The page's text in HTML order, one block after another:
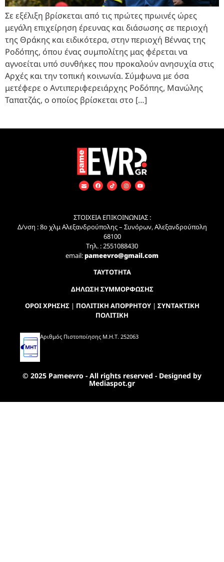
Σε εξέλιξη βρίσκεται από τις πρώτες πρωινές ώρες
μεγάλη επιχείρηση έρευνας και διάσωσης σε περιοχή
της Θράκης και ειδικότερα, στην περιοχή Βέννας της
Ροδόπης, όπου ένας συμπολίτης μας φέρεται να
αγνοείται υπό συνθήκες που προκαλούν ανησυχία στις
Αρχές και την τοπική κοινωνία. Σύμφωνα με όσα
μετέφερε ο Αντιπεριφερειάρχης Ροδόπης, Μανώλης
Ταπατζάς, ο οποίος βρίσκεται στο […]
ΣΤΟΙΧΕΙΑ ΕΠΙΚΟΙΝΩΝΙΑΣ :
Δ/νση : 8ο χλμ Αλεξανδρούπολης – Συνόρων, Αλεξανδρούπολη
68100
Τηλ. : 2551088430
email:pameevro@gmail.com
ΤΑΥΤΟΤΗΤΑ
ΔΗΛΩΣΗ ΣΥΜΜΟΡΦΩΣΗΣ
ΟΡΟΙ ΧΡΗΣΗΣ| ΠΟΛΙΤΙΚΗ ΑΠΟΡΡΗΤΟΥ| ΣΥΝΤΑΚΤΙΚΗ
ΠΟΛΙΤΙΚΗ
Αριθμός Πιστοποίησης Μ.Η.Τ. 252063
© 2025 Pameevro - All rights reserved - Designed by
Mediaspot.gr